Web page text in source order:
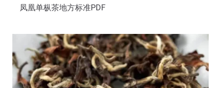
凤凰单枞茶地方标准PDF